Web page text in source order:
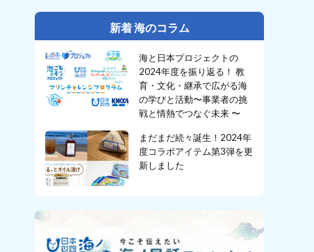
新着 海のコラム
海と日本プロジェクトの
2024年度を振り返る！ 教
育・文化・継承で広がる海
の学びと活動〜事業者の挑
戦と情熱でつなぐ未来 〜
まだまだ続々誕生！2024年
度コラボアイテム第3弾を更
新しました